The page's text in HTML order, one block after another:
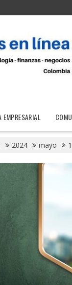
EMPRESARIAL
2024 mayo 1